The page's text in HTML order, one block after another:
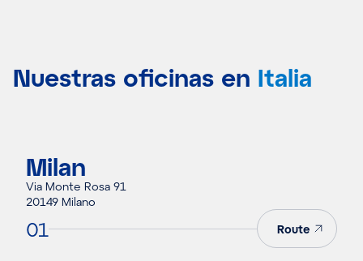
Nuestras oficinas en Italia
Milan
Via Monte Rosa 91
20149 Milano
01 Route